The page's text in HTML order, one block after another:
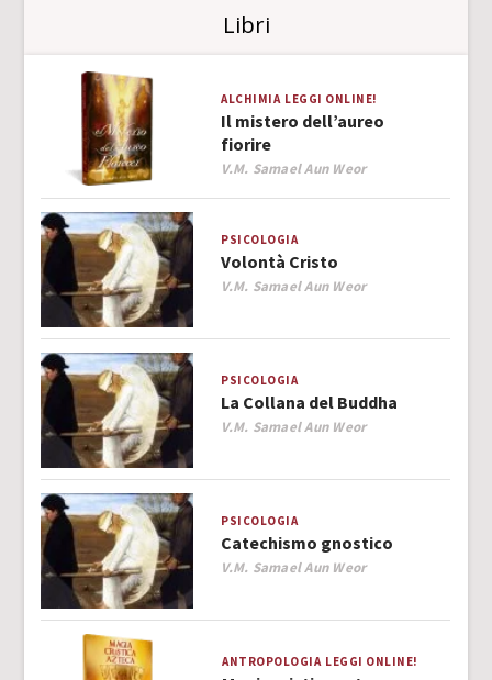
Libri
ALCHIMIA LEGGI ONLINE!
Il mistero dell’aureo
fiorire
Author
V.M. Samael Aun Weor
PSICOLOGIA
Volontà Cristo
Author
V.M. Samael Aun Weor
PSICOLOGIA
La Collana del Buddha
Author
V.M. Samael Aun Weor
PSICOLOGIA
Catechismo gnostico
Author
V.M. Samael Aun Weor
ANTROPOLOGIA LEGGI ONLINE!